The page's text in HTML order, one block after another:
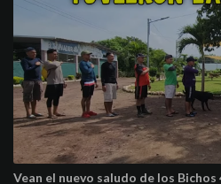
Vean el nuevo saludo de los